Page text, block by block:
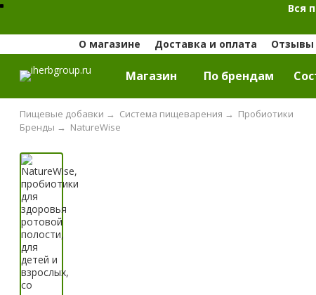
Вся
О магазине
Доставка и оплата Отзывы
Магазин По брендам
Пищевые добавки → Система пищеварения → Пробиотики
NatureWise
Бренды →